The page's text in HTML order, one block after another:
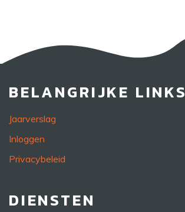
BELANGRIJKE LINKS
Jaarverslag
Inloggen
Privacybeleid
DIENSTEN